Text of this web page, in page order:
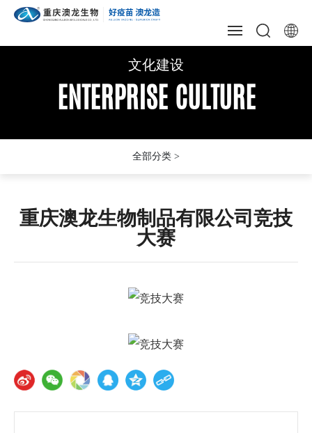
新闻资讯
创新研发
文化建设
ENTERPRISE CULTURE
文化建设
ENTERPRISE CULTURE
文化建设
ENTERPRISE CULTURE
重庆澳龙生物制品有限公司竞技
大赛